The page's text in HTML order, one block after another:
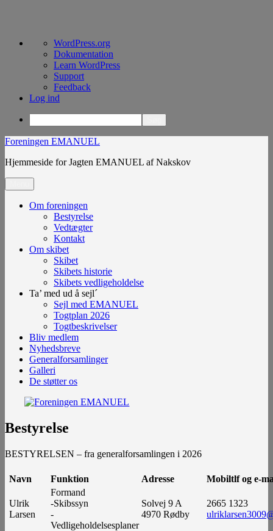
WordPress
WordPress.org
Dokumentation
Learn WordPress
Support
Feedback
Log ind
Søg
Videre
indhold
Foreningen EMANUEL
Hjemmeside for Jagten EMANUEL af Nakskov
Om foreningen
Bestyrelse
Vedtægter
Kontakt
Om skibet
Skibet
Skibets historie
Skibets vedligeholdelse
Ta’ med ud å sejl´
Sejl med EMANUEL
Togtplan 2026
Togtbeskrivelser
Bliv medlem
Nyhedsbreve
Generalforsamlinger
Galleri
De støtter os
Bestyrelse
BESTYRELSEN – fra generalforsamlingen i 2026
Navn Funktion Adresse Mobiltlf og e-
Ulrik
Larsen
Formand
-Skibssyn
-
Vedligeholdelsesplaner
Solvej 9 A
4970 Rødby
2665 1323